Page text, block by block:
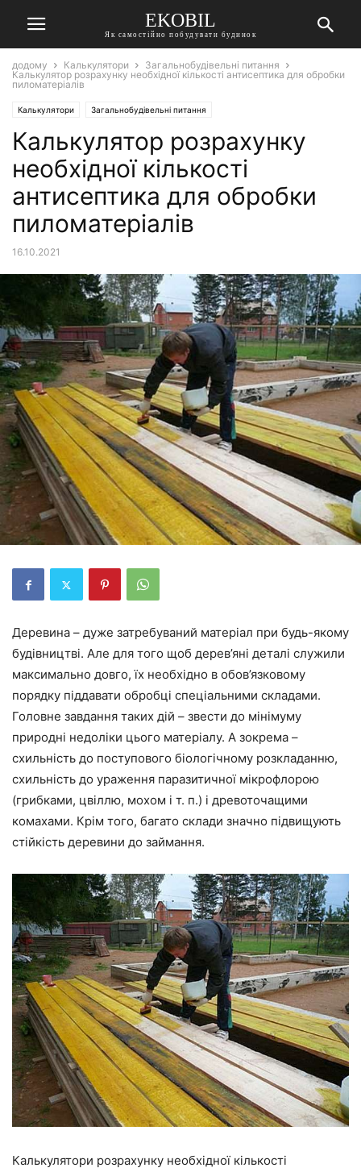
EKOBIL
Як самостійно побудувати будинок
додому Калькулятори
Загальнобудівельні питання
Калькулятор розрахунку необхідної кількості антисептика для обробки
пиломатеріалів
Калькулятори Загальнобудівельні питання
Калькулятор розрахунку
необхідної кількості
антисептика для обробки
пиломатеріалів
16.10.2021
Деревина – дуже затребуваний матеріал при будь-якому
будівництві. Але для того щоб дерев’яні деталі служили
максимально довго, їх необхідно в обов’язковому
порядку піддавати обробці спеціальними складами.
Головне завдання таких дій – звести до мінімуму
природні недоліки цього матеріалу. А зокрема –
схильність до поступового біологічному розкладанню,
схильність до ураження паразитичної мікрофлорою
(грибками, цвіллю, мохом і т. п.) і древоточащими
комахами. Крім того, багато склади значно підвищують
стійкість деревини до займання.
Калькулятори розрахунку необхідної кількості